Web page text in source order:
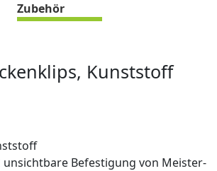
Zubehör
Kunststoff
unsichtbare Befestigung von Meister-